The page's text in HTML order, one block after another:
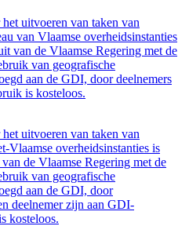
uitvoeren van taken van
van Vlaamse overheidsinstanties
van de Vlaamse Regering met de
van geografische
aan de GDI, door deelnemers
is kosteloos.
uitvoeren van taken van
Vlaamse overheidsinstanties is
de Vlaamse Regering met de
van geografische
aan de GDI, door
deelnemer zijn aan GDI-
kosteloos.